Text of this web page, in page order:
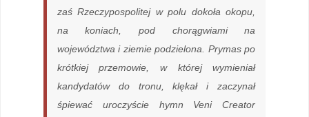
zaś Rzeczypospolitej w polu dokoła okopu,
na koniach, pod chorągwiami na
województwa i ziemie podzielona. Prymas po
krótkiej przemowie, w której wymieniał
kandydatów do tronu, klękał i zaczynał
śpiewać uroczyście hymn Veni Creator